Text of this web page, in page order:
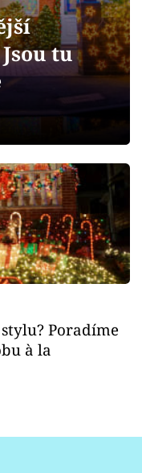
tu
Poradíme
à la